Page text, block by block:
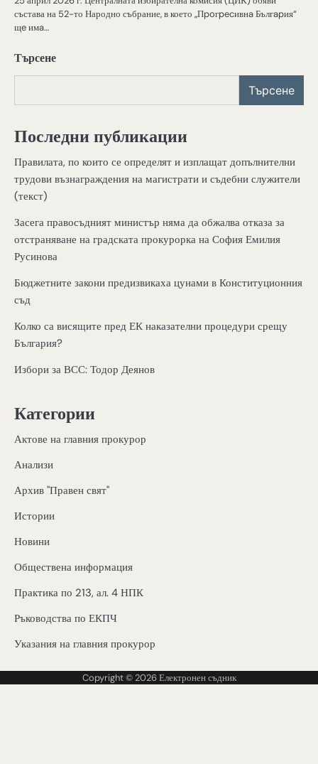
състава на 52-то Народно събрание, в което „Πpoгpecивнa Бългapия“
щe имa…
Търсене
Търсене
Последни публикации
Правилата, по които се определят и изплащат допълнителни
трудови възнаграждения на магистрати и съдебни служители
(текст)
Засега правосъдният министър няма да обжалва отказа за
отстраняване на градската прокурорка на София Емилия
Русинова
Бюджетните закони предизвикаха цунами в Конституционния
съд
Колко са висящите пред ЕК наказателни процедури срещу
България?
Избори за ВСС: Тодор Деянов
Категории
Актове на главния прокурор
Анализи
Архив "Правен свят"
Истории
Новини
Обществена информация
Практика по 213, ал. 4 НПК
Ръководства по ЕКПЧ
Указания на главния прокурор
Copyright © 2026Електронен съдник